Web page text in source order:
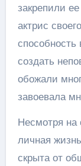
закрепили
актрис
способность
создать
обожали
завоевала
Несмотря на
личная
скрыта от